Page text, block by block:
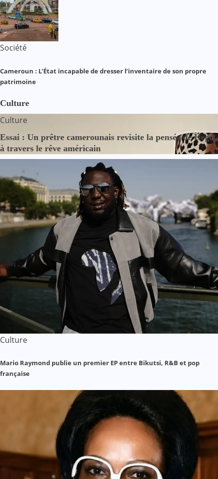
Société
Cameroun : L’État incapable de dresser l’inventaire de son propre
patrimoine
Culture
Culture
Essai : Un prêtre camerounais revisite la pensée de Hegel
à travers le rêve américain
Culture
Mario Raymond publie un premier EP entre Bikutsi, R&B et pop
française